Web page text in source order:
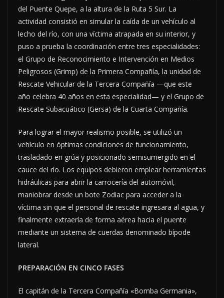
del Puente Quepe, a la altura de la Ruta 5 Sur. La
actividad consistió en simular la caída de un vehículo al
lecho del río, con una víctima atrapada en su interior, y
puso a prueba la coordinación entre tres especialidades:
el Grupo de Reconocimiento e Intervención en Medios
Peligrosos (Grimp) de la Primera Compañía, la unidad de
Rescate Vehicular de la Tercera Compañía —que este
año celebra 40 años en esta especialidad— y el Grupo de
Rescate Subacuático (Gersa) de la Cuarta Compañía.
Para lograr el mayor realismo posible, se utilizó un
vehículo en óptimas condiciones de funcionamiento,
trasladado en grúa y posicionado semisumergido en el
cauce del río. Los equipos debieron emplear herramientas
hidráulicas para abrir la carrocería del automóvil,
maniobrar desde un bote Zodiac para acceder a la
víctima sin que el personal de rescate ingresara al agua, y
finalmente extraerla de forma aérea hacia el puente
mediante un sistema de cuerdas denominado bípode
lateral.
PREPARACIÓN EN CINCO FASES
El capitán de la Tercera Compañía «Bomba Germania»,